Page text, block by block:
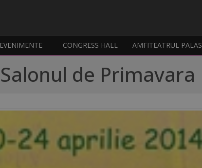
EVENIMENTE CONGRESS HALL AMFITEATRUL PALAS
Salonul de Primavara